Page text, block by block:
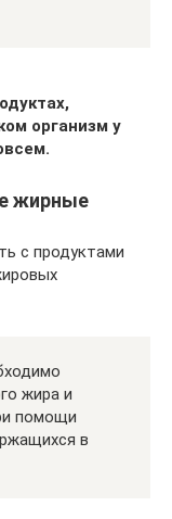
организм у
жирные
с продуктами
жира и
помощи
в